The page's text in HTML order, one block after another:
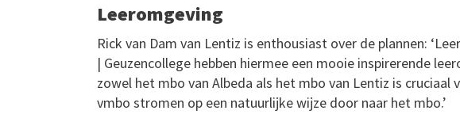
Leeromgeving
Rick van Dam van Lentiz is enthousiast over de plannen:
| Geuzencollege hebben hiermee een mooie inspirerende
zowel het mbo van Albeda als het mbo van Lentiz is cruciaal
vmbo stromen op een natuurlijke wijze door naar het mbo.’